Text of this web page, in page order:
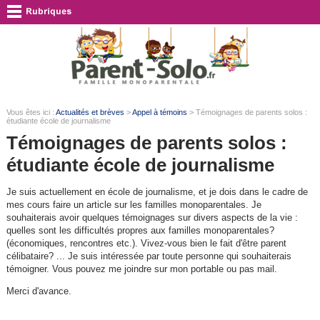
Vous êtes ici : Actualités et brèves >Appel à témoins > Témoignages de parents solos :
étudiante école de journalisme
Témoignages de parents solos :
étudiante école de journalisme
Je suis actuellement en école de journalisme, et je dois dans le cadre de
mes cours faire un article sur les familles monoparentales. Je
souhaiterais avoir quelques témoignages sur divers aspects de la vie :
quelles sont les difficultés propres aux familles monoparentales?
(économiques, rencontres etc.). Vivez-vous bien le fait d'être parent
célibataire? ... Je suis intéressée par toute personne qui souhaiterais
témoigner. Vous pouvez me joindre sur mon portable ou pas mail.
Merci d'avance.